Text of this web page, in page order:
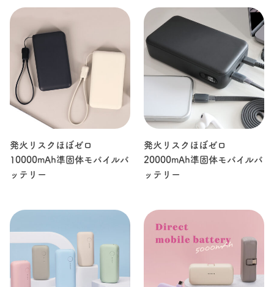
発火リスクほぼゼロ
10000mAh準固体モバイルバ
ッテリー
発火リスクほぼゼロ
20000mAh準固体モバイルバ
ッテリー